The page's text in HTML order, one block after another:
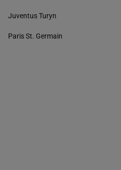
Juventus Turyn
Paris St. Germain